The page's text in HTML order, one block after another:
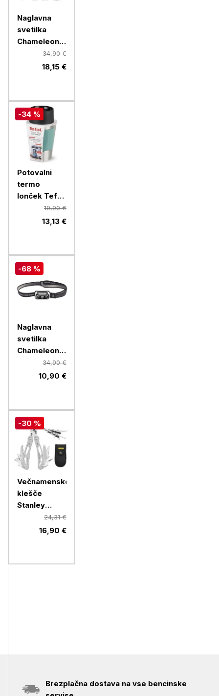
Naglavna
svetilka
Chameleon
B2SX - LED
polnilna
- črna
34,90 €
18,15 €
-34 %
Potovalni
termo
lonček Tefal
N2160310,
19,90 €
13,13 €
-68 %
Naglavna
svetilka
Chameleon
34,90 €
10,90 €
-30 %
Večnamenske
klešče
Stanley
Multi-tool, 12
funkcij
24,31 €
16,90 €
Brezplačna dostava na vse bencinske